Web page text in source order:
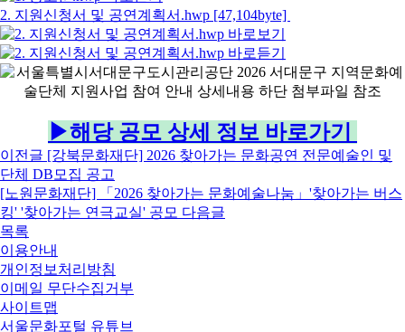
2. 지원신청서 및 공연계획서.hwp [47,104byte]
▶해당 공모 상세 정보 바로가기
이전글 [강북문화재단] 2026 찾아가는 문화공연 전문예술인 및
단체 DB모집 공고
[노원문화재단] 「2026 찾아가는 문화예술나눔」'찾아가는 버스
킹' '찾아가는 연극교실' 공모 다음글
목록
이용안내
개인정보처리방침
이메일 무단수집거부
사이트맵
서울문화포털 유튜브